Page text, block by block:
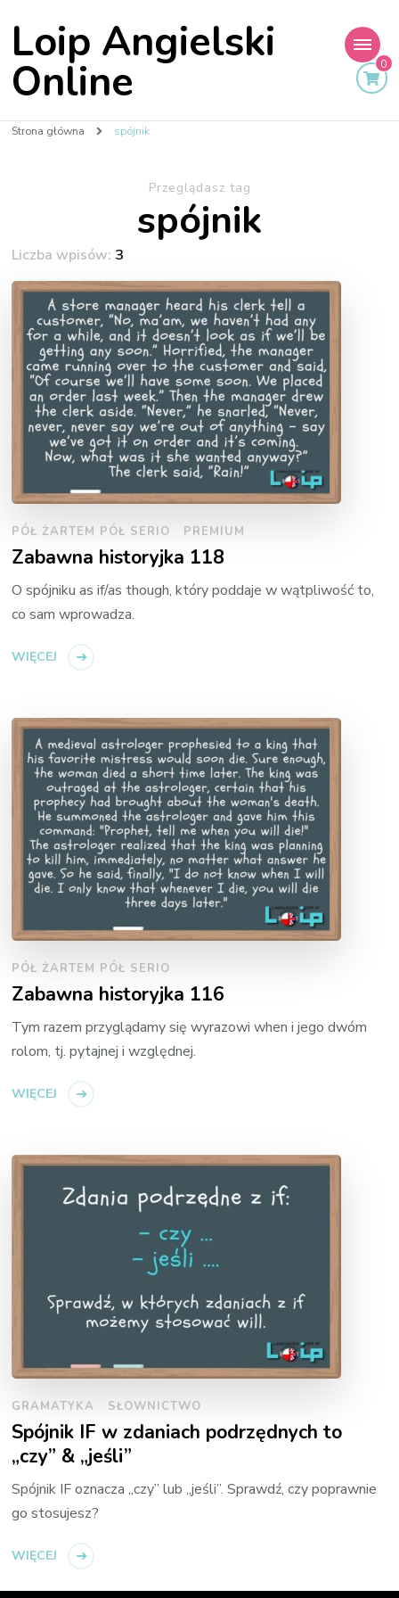
Loip Angielski
Online 0
Strona główna spójnik
Przeglądasz tag
spójnik
Liczba wpisów: 3
PÓŁ ŻARTEM PÓŁ SERIO PREMIUM
Zabawna historyjka 118
O spójniku as if/as though, który poddaje w wątpliwość to,
co sam wprowadza.
WIĘCEJ
PÓŁ ŻARTEM PÓŁ SERIO
Zabawna historyjka 116
Tym razem przyglądamy się wyrazowi when i jego dwóm
rolom, tj. pytajnej i względnej.
WIĘCEJ
GRAMATYKA SŁOWNICTWO
Spójnik IF w zdaniach podrzędnych to
„czy” & „jeśli”
Spójnik IF oznacza „czy” lub „jeśli”. Sprawdź, czy poprawnie
go stosujesz?
WIĘCEJ